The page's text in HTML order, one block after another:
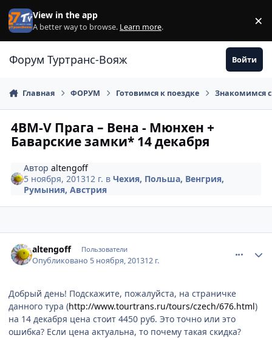
Перейти к содержанию
View in the app
A better way to browse. Learn more. ×
Форум Туртранс-Вояж Войти
Главная ФОРУМ Готовимся к поездке Знакомимся
4BM-V Прага – Вена - Мюнхен +
Баварские замки* 14 декабря
Авторaltengoff
5 ноября, 201312 г. вЧехия, Польша, Венгрия,
Румыния, Австрия
altengoff Пользователи
Опубликовано 5 ноября, 201312 г.
Добрый день! Подскажите, пожалуйста, на страничке
данного тура (http://www.tourtrans.ru/tours/czech/676.html)
на 14 декабря цена стоит 4450 руб. Это точно или это
ошибка? Если цена актуальна, то почему такая скидка?